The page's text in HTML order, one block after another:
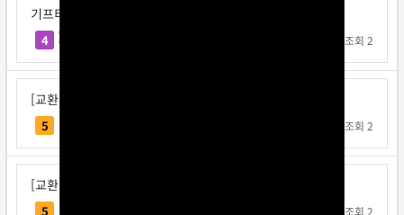
기프티콘 교환신청
4 조회 2
[교환신청] 다또속
5 조회 2
[교환신청] 일구쏙이구팅
5 조회 2